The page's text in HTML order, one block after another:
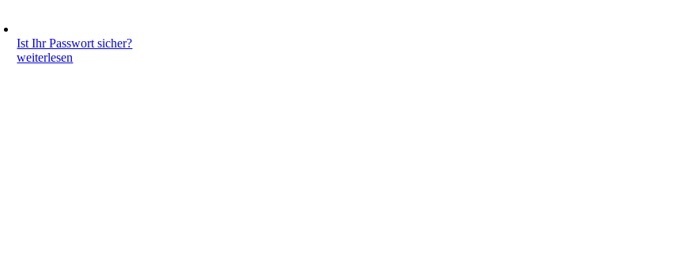
Ist Ihr Passwort sicher?
weiterlesen